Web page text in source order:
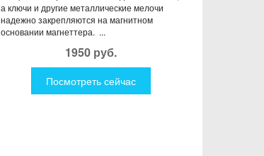
а ключи и другие металлические мелочи
надежно закрепляются на магнитном
основании магнеттера. ...
1950 руб.
Посмотреть сейчас